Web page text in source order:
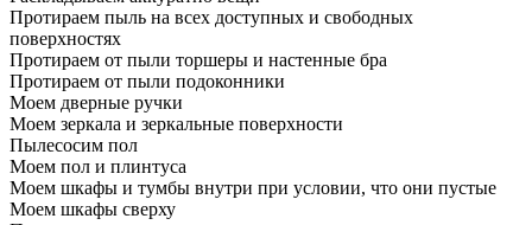
Протираем пыль на всех доступных и свободных
поверхностях
Протираем от пыли торшеры и настенные бра
Протираем от пыли подоконники
Моем дверные ручки
Моем зеркала и зеркальные поверхности
Пылесосим пол
Моем пол и плинтуса
Моем шкафы и тумбы внутри при условии, что они пустые
Моем шкафы сверху